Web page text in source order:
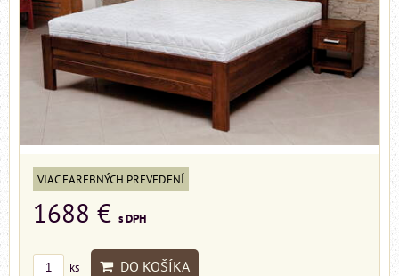
VIAC FAREBNÝCH PREVEDENÍ
1688 € s DPH
ks DO KOŠÍKA